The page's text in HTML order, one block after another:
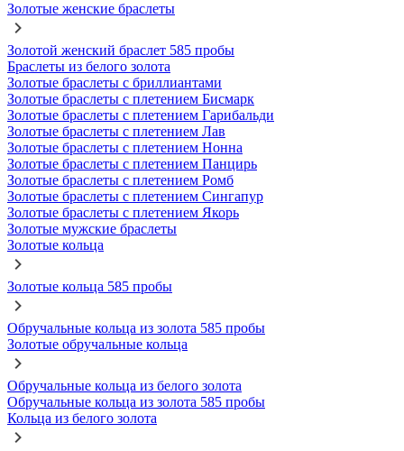
Золотые женские браслеты
Золотой женский браслет 585 пробы
Браслеты из белого золота
Золотые браслеты с бриллиантами
Золотые браслеты с плетением Бисмарк
Золотые браслеты с плетением Гарибальди
Золотые браслеты с плетением Лав
Золотые браслеты с плетением Нонна
Золотые браслеты с плетением Панцирь
Золотые браслеты с плетением Ромб
Золотые браслеты с плетением Сингапур
Золотые браслеты с плетением Якорь
Золотые мужские браслеты
Золотые кольца
Золотые кольца 585 пробы
Обручальные кольца из золота 585 пробы
Золотые обручальные кольца
Обручальные кольца из белого золота
Обручальные кольца из золота 585 пробы
Кольца из белого золота